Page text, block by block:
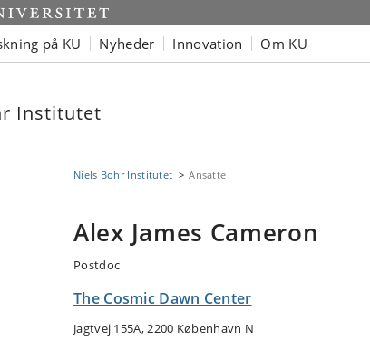
på KU Nyheder Innovation Om KU
Institutet
Niels Bohr Institutet Ansatte
Alex James Cameron
Postdoc
The Cosmic Dawn Center
Jagtvej 155A, 2200 København N